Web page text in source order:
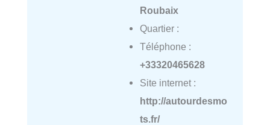
Roubaix
Quartier :
Téléphone :
+33320465628
Site internet :
http://autourdesmo
ts.fr/